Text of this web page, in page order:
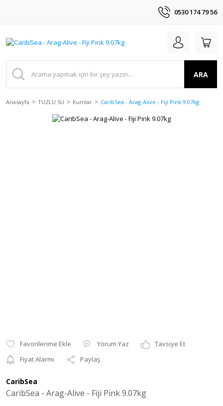
0530 174 79 56
ARA
Anasayfa TUZLU SU Kumlar CaribSea - Arag-Alive - Fiji Pink 9.07kg
Yorum Yaz
Tavsiye Et
Fiyat Alarmı
Paylaş
CaribSea
CaribSea - Arag-Alive - Fiji Pink 9.07kg